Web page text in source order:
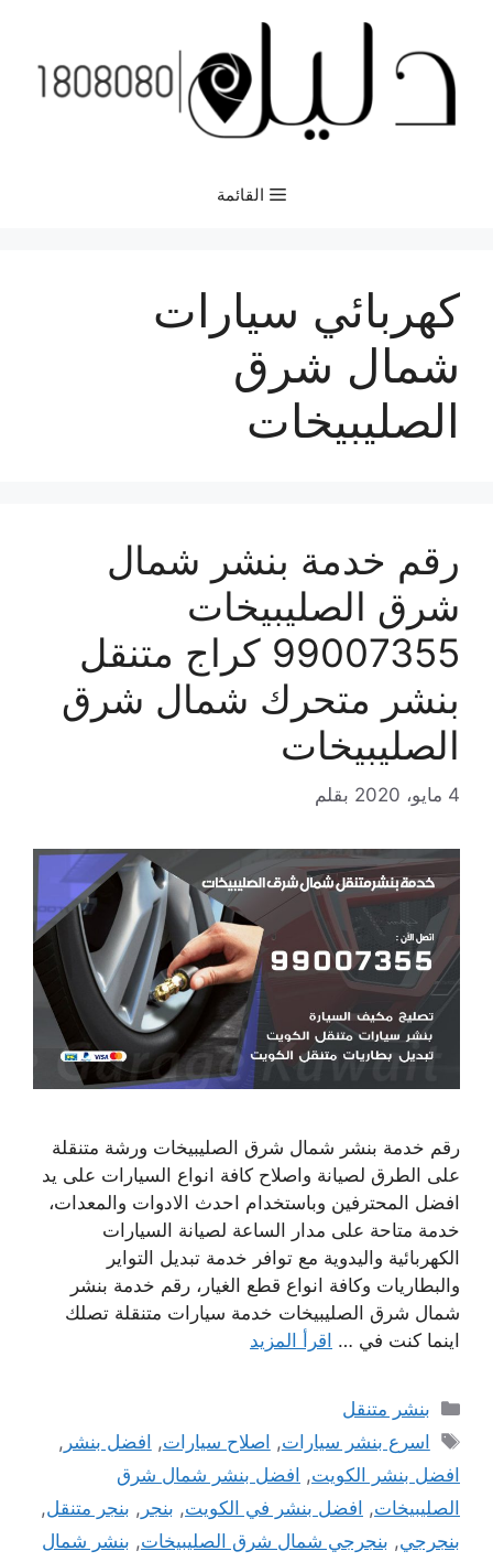
المحتوى
القائمة
كهربائي سيارات
شمال شرق
الصليبيخات
رقم خدمة بنشر شمال
شرق الصليبيخات
99007355 كراج متنقل
بنشر متحرك شمال شرق
الصليبيخات
4 مايو، 2020 بقلم
رقم خدمة بنشر شمال شرق الصليبيخات ورشة متنقلة
على الطرق لصيانة واصلاح كافة انواع السيارات على يد
افضل المحترفين وباستخدام احدث الادوات والمعدات،
خدمة متاحة على مدار الساعة لصيانة السيارات
الكهربائية واليدوية مع توافر خدمة تبديل التواير
والبطاريات وكافة انواع قطع الغيار، رقم خدمة بنشر
شمال شرق الصليبيخات خدمة سيارات متنقلة تصلك
اينما كنت في … اقرأ المزيد
التصنيفات
بنشر متنقل
الوسوم
اسرع بنشر سيارات, اصلاح سيارات, افضل بنشر ,
افضل بنشر الكويت, افضل بنشر شمال شرق
الصليبيخات, افضل بنشر في الكويت, بنجر , بنجر متنقل,
بنجرجي, بنجرجي شمال شرق الصليبيخات, بنشر شمال